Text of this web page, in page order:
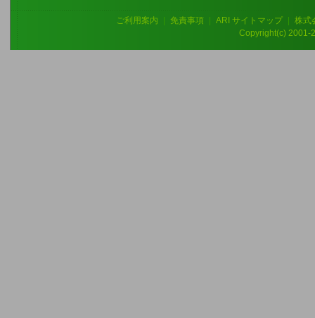
ご利用案内 免責事項 ARI サイトマップ
株式
Copyright(c) 2001-